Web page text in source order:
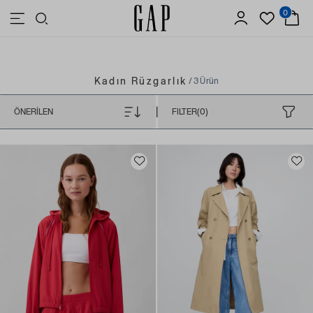
3.500 TL VE ÜZERİ ALIŞVERİŞLERDE ÜCRETSİZ KARGO 0
Kadın Rüzgarlık / 3 Ürün
FILTER(0)
ÖNERILEN